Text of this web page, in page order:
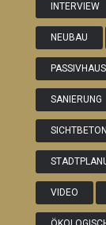
INTERVIEW
NEUBAU
PASSIVHAUS
SANIERUNG
SICHTBETON
VIDEO